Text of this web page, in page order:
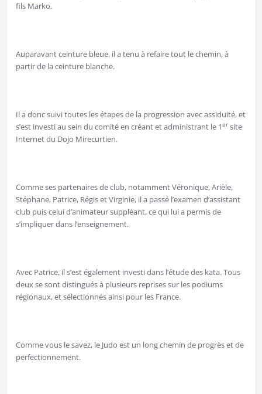
fils Marko.
Auparavant ceinture bleue, il a tenu à refaire tout le chemin, à
partir de la ceinture blanche.
Il a donc suivi toutes les étapes de la progression avec assiduité, et
s’est investi au sein du comité en créant et administrant le 1ersite
Internet du Dojo Mirecurtien.
Comme ses partenaires de club, notamment Véronique, Arièle,
Stéphane, Patrice, Régis et Virginie, il a passé l’examen d’assistant
club puis celui d’animateur suppléant, ce qui lui a permis de
s’impliquer dans l’enseignement.
Avec Patrice, il s’est également investi dans l’étude des kata. Tous
deux se sont distingués à plusieurs reprises sur les podiums
régionaux, et sélectionnés ainsi pour les France.
Comme vous le savez, le Judo est un long chemin de progrès et de
perfectionnement.